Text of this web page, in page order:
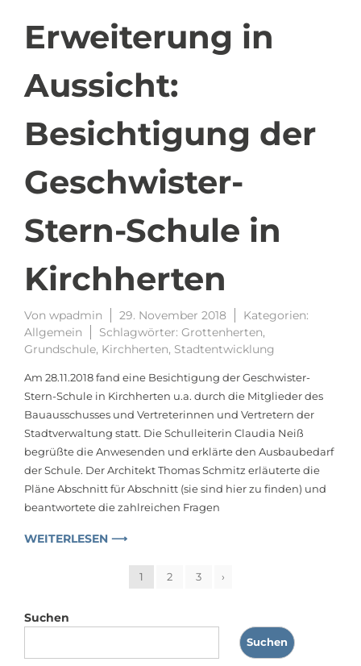
Erweiterung in
Aussicht:
Besichtigung der
Geschwister-
Stern-Schule in
Kirchherten
Von wpadmin 29. November 2018
Kategorien:
Allgemein
Schlagwörter: Grottenherten,
Grundschule, Kirchherten, Stadtentwicklung
Am 28.11.2018 fand eine Besichtigung der Geschwister-
Stern-Schule in Kirchherten u.a. durch die Mitglieder des
Bauausschusses und Vertreterinnen und Vertretern der
Stadtverwaltung statt. Die Schulleiterin Claudia Neiß
begrüßte die Anwesenden und erklärte den Ausbaubedarf
der Schule. Der Architekt Thomas Schmitz erläuterte die
Pläne Abschnitt für Abschnitt (sie sind hier zu finden) und
beantwortete die zahlreichen Fragen
WEITERLESEN ⟶
1 2 3 ›
Suchen
Suchen